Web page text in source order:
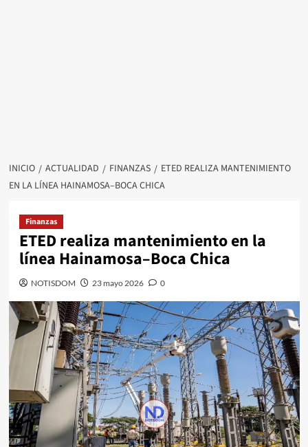
INICIO ACTUALIDAD FINANZAS
ETED REALIZA MANTENIMIENTO
EN LA LÍNEA HAINAMOSA–BOCA CHICA
Finanzas
ETED realiza mantenimiento en la
línea Hainamosa–Boca Chica
NOTISDOM 23 mayo 2026 0